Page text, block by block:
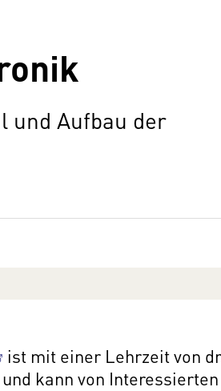
und Aufbau der
ist mit einer Lehrzeit von
kann von